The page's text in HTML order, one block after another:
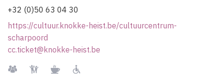
+32 (0)50 63 04 30
https://cultuur.knokke-heist.be/cultuurcentrum-
scharpoord
cc.ticket@knokke-heist.be
GroepenKindvriendelijk
RestaurantRolstoelgebruiker